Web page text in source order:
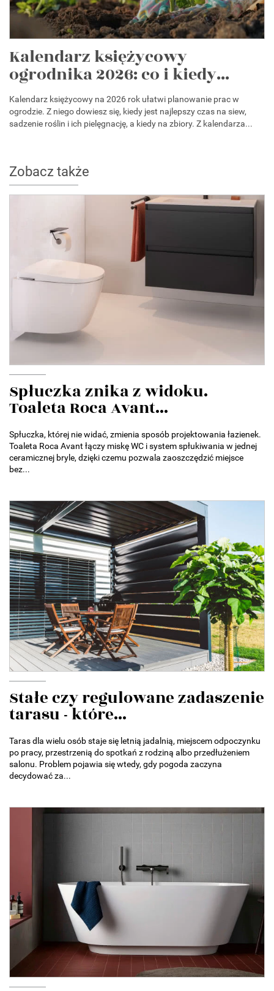
Kalendarz księżycowy
ogrodnika 2026: co i kiedy...
Kalendarz księżycowy na 2026 rok ułatwi planowanie prac w
ogrodzie. Z niego dowiesz się, kiedy jest najlepszy czas na siew,
sadzenie roślin i ich pielęgnację, a kiedy na zbiory. Z kalendarza...
Zobacz także
Spłuczka znika z widoku.
Toaleta Roca Avant...
Spłuczka, której nie widać, zmienia sposób projektowania łazienek.
Toaleta Roca Avant łączy miskę WC i system spłukiwania w jednej
ceramicznej bryle, dzięki czemu pozwala zaoszczędzić miejsce
bez...
Stałe czy regulowane zadaszenie
tarasu - które...
Taras dla wielu osób staje się letnią jadalnią, miejscem odpoczynku
po pracy, przestrzenią do spotkań z rodziną albo przedłużeniem
salonu. Problem pojawia się wtedy, gdy pogoda zaczyna
decydować za...